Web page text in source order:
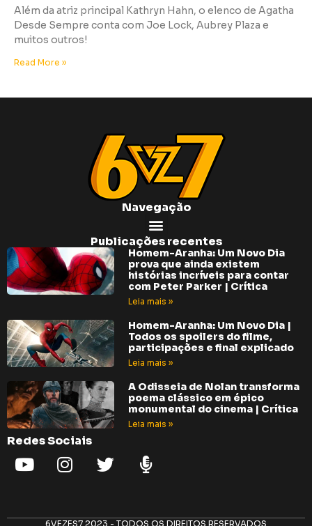
Além da atriz principal Kathryn Hahn, o elenco de Agatha
Desde Sempre conta com Joe Lock, Aubrey Plaza e
muitos outros!
Read More »
Navegação
Publicações recentes
Homem-Aranha: Um Novo Dia
prova que ainda existem
histórias incríveis para contar
com Peter Parker | Crítica
Leia mais »
Homem-Aranha: Um Novo Dia |
Todos os spoilers do filme,
participações e final explicado
Leia mais »
A Odisseia de Nolan transforma
poema clássico em épico
monumental do cinema | Crítica
Leia mais »
Redes Sociais
6VEZES7 2023 - TODOS OS DIREITOS RESERVADOS